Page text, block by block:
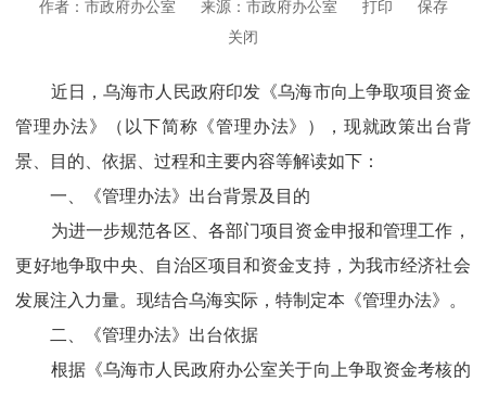
作者：市政府办公室 来源：市政府办公室 打印
保存
关闭
近日，乌海市人民政府印发《乌海市向上争取项目资金
管理办法》（以下简称《管理办法》），现就政策出台背
景、目的、依据、过程和主要内容等解读如下：
一、《管理办法》出台背景及目的
为进一步规范各区、各部门项目资金申报和管理工作，
更好地争取中央、自治区项目和资金支持，为我市经济社会
发展注入力量。现结合乌海实际，特制定本《管理办法》。
二、《管理办法》出台依据
根据《乌海市人民政府办公室关于向上争取资金考核的